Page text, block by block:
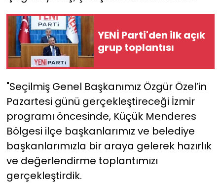
YENİ Parti'den ilk açık
grup toplantısı
"Seçilmiş Genel Başkanımız Özgür Özel’in
Pazartesi günü gerçekleştireceği İzmir
programı öncesinde, Küçük Menderes
Bölgesi ilçe başkanlarımız ve belediye
başkanlarımızla bir araya gelerek hazırlık
ve değerlendirme toplantımızı
gerçekleştirdik.
YEREL YÖNETİMLER
Yurt